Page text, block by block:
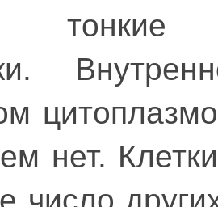
тонкие
нет.
число